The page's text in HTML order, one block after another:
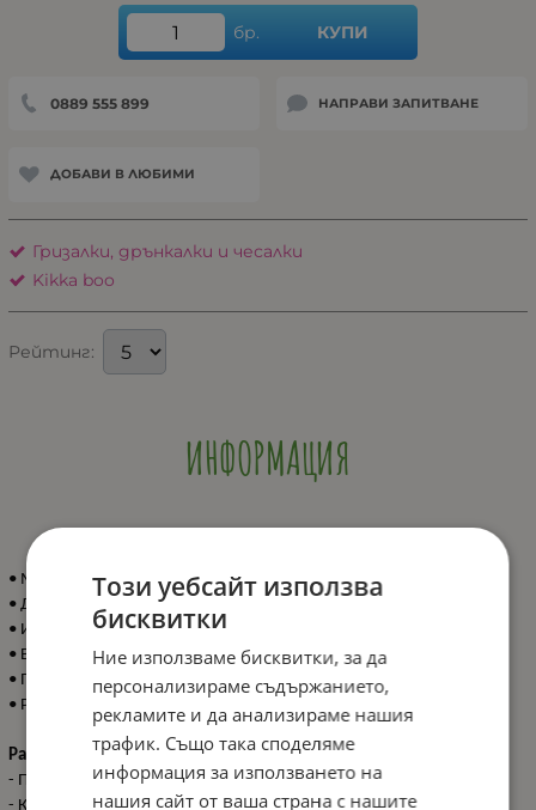
бр. КУПИ
0889 555 899 НАПРАВИ ЗАПИТВАНЕ
ДОБАВИ В ЛЮБИМИ
Гризалки, дрънкалки и чесалки
Kikka boo
Рейтинг:
ИНФОРМАЦИЯ
• Мека играчка с вграден пискун и цветна гризалка;
• Детайли с пластмасови рингове и шумяща хартия;
• Изработена от безопасни висококачествени материали;
• В съответствие със стандарт EN 71;
• Подходяща за деца от 0+ месеца;
• Размер: 28 см.
Размери:
- Продукт: 28 см / 0.05 кг
- Кашон: 46x33x25 см / 2.5 кг / 36 бр/кашон
Този уебсайт използва
бисквитки
Ние използваме бисквитки, за да
персонализираме съдържанието,
рекламите и да анализираме нашия
трафик. Също така споделяме
информация за използването на
нашия сайт от ваша страна с нашите